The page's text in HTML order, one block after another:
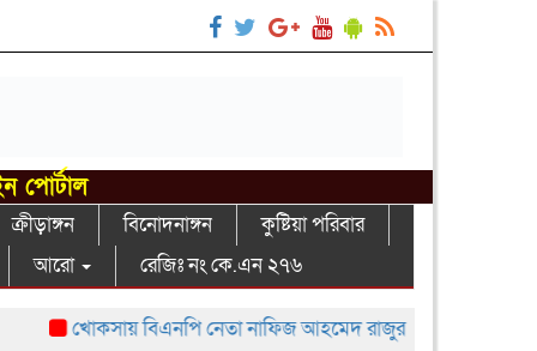
পোর্টাল
ক্রীড়াঙ্গন বিনোদনাঙ্গন
কুষ্টিয়া পরিবার
আরো রেজিঃ নং কে.এন ২৭৬
খোকসায় বিএনপি নেতা নাফিজ আহমেদ রাজুর ওপর সশস্ত্র হামলা,